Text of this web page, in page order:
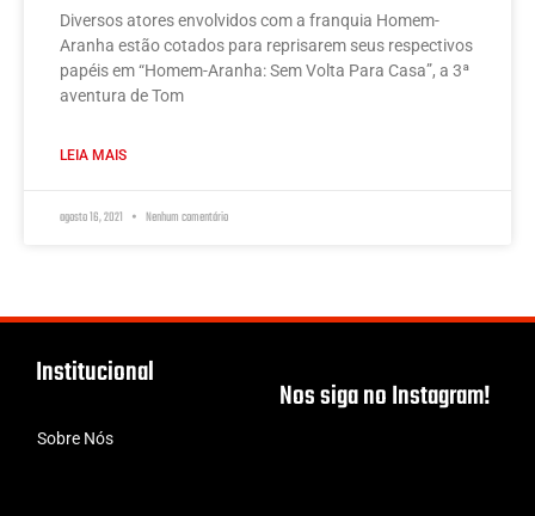
Diversos atores envolvidos com a franquia Homem-
Aranha estão cotados para reprisarem seus respectivos
papéis em “Homem-Aranha: Sem Volta Para Casa”, a 3ª
aventura de Tom
LEIA MAIS
agosto 16, 2021 Nenhum comentário
Institucional
Sobre Nós
Nos siga no Instagram!